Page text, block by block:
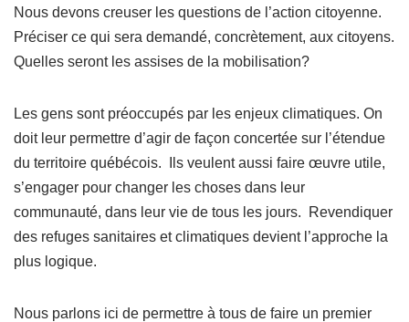
b
o
o
k
er
Nous devons creuser les questions de l’action citoyenne.
Préciser ce qui sera demandé, concrètement, aux citoyens.
Quelles seront les assises de la mobilisation?
Les gens sont préoccupés par les enjeux climatiques. On
doit leur permettre d’agir de façon concertée sur l’étendue
du territoire québécois. Ils veulent aussi faire œuvre utile,
s’engager pour changer les choses dans leur
communauté, dans leur vie de tous les jours. Revendiquer
des refuges sanitaires et climatiques devient l’approche la
plus logique.
Nous parlons ici de permettre à tous de faire un premier